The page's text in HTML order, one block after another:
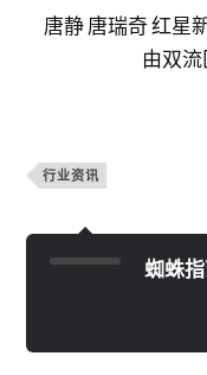
唐静 唐瑞奇 红星
由双
行业资讯
蜘蛛